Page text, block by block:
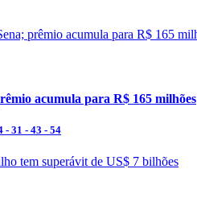
acumula para R$ 165 milhões
- 31 - 43 - 54